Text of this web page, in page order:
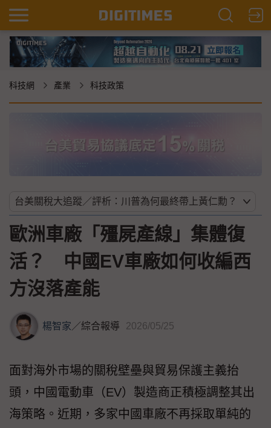
科技網 產業 科技政策
歐洲車廠「殭屍產線」集體復
活？ 中國EV車廠如何收編西
方沒落產能
楊智家 ／綜合報導 2026/05/25
面對海外市場的關稅壁壘與貿易保護主義抬
頭，中國電動車（EV）製造商正積極調整其出
海策略。近期，多家中國車廠不再採取單純的